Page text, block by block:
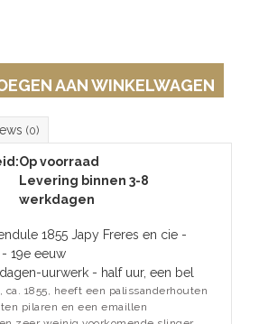
AAN WINKELWAGEN
(0)
Op voorraad
Levering binnen 3-8
werkdagen
1855 Japy Freres en cie -
- 19e eeuw
uurwerk - half uur, een bel
ca. 1855, heeft een palissanderhouten
pilaren en een emaillen
zeer weinig voorkomende slinger.